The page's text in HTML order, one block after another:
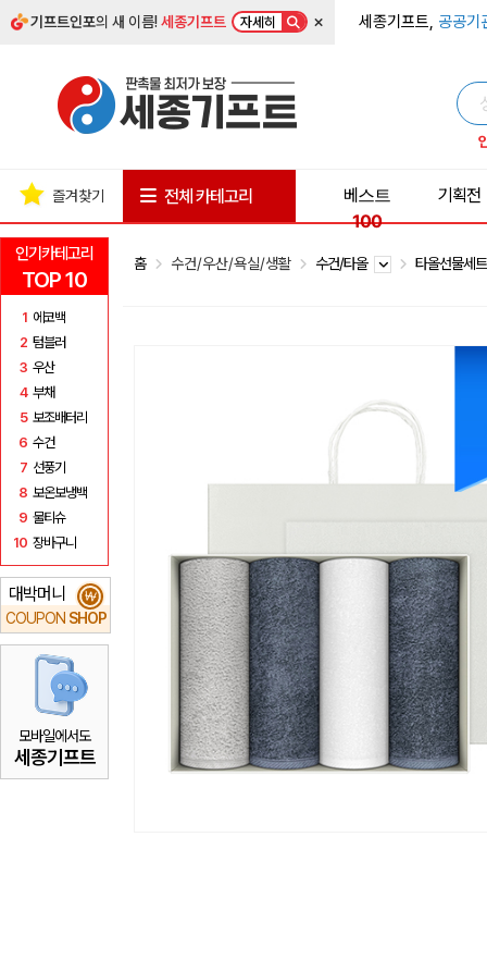
기프트인포의 새 이름!세종기프트 자세히 × 세종기프트, 공공기
인기카테고리
TOP 10
1 에코백
2 텀블러
3 우산
4 부채
5 보조배터리
6 수건
7 선풍기
8 보온보냉백
9 물티슈
10 장바구니
대박머니
COUPON SHOP
₩
모바일에서도
세종기프트
즐겨찾기 전체 카테고리
베스트
100
기획전
홈 수건/우산/욕실/생활 수건/타올 타올선물세